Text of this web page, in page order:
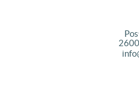
2600